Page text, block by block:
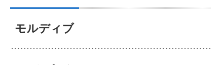
モルディブ